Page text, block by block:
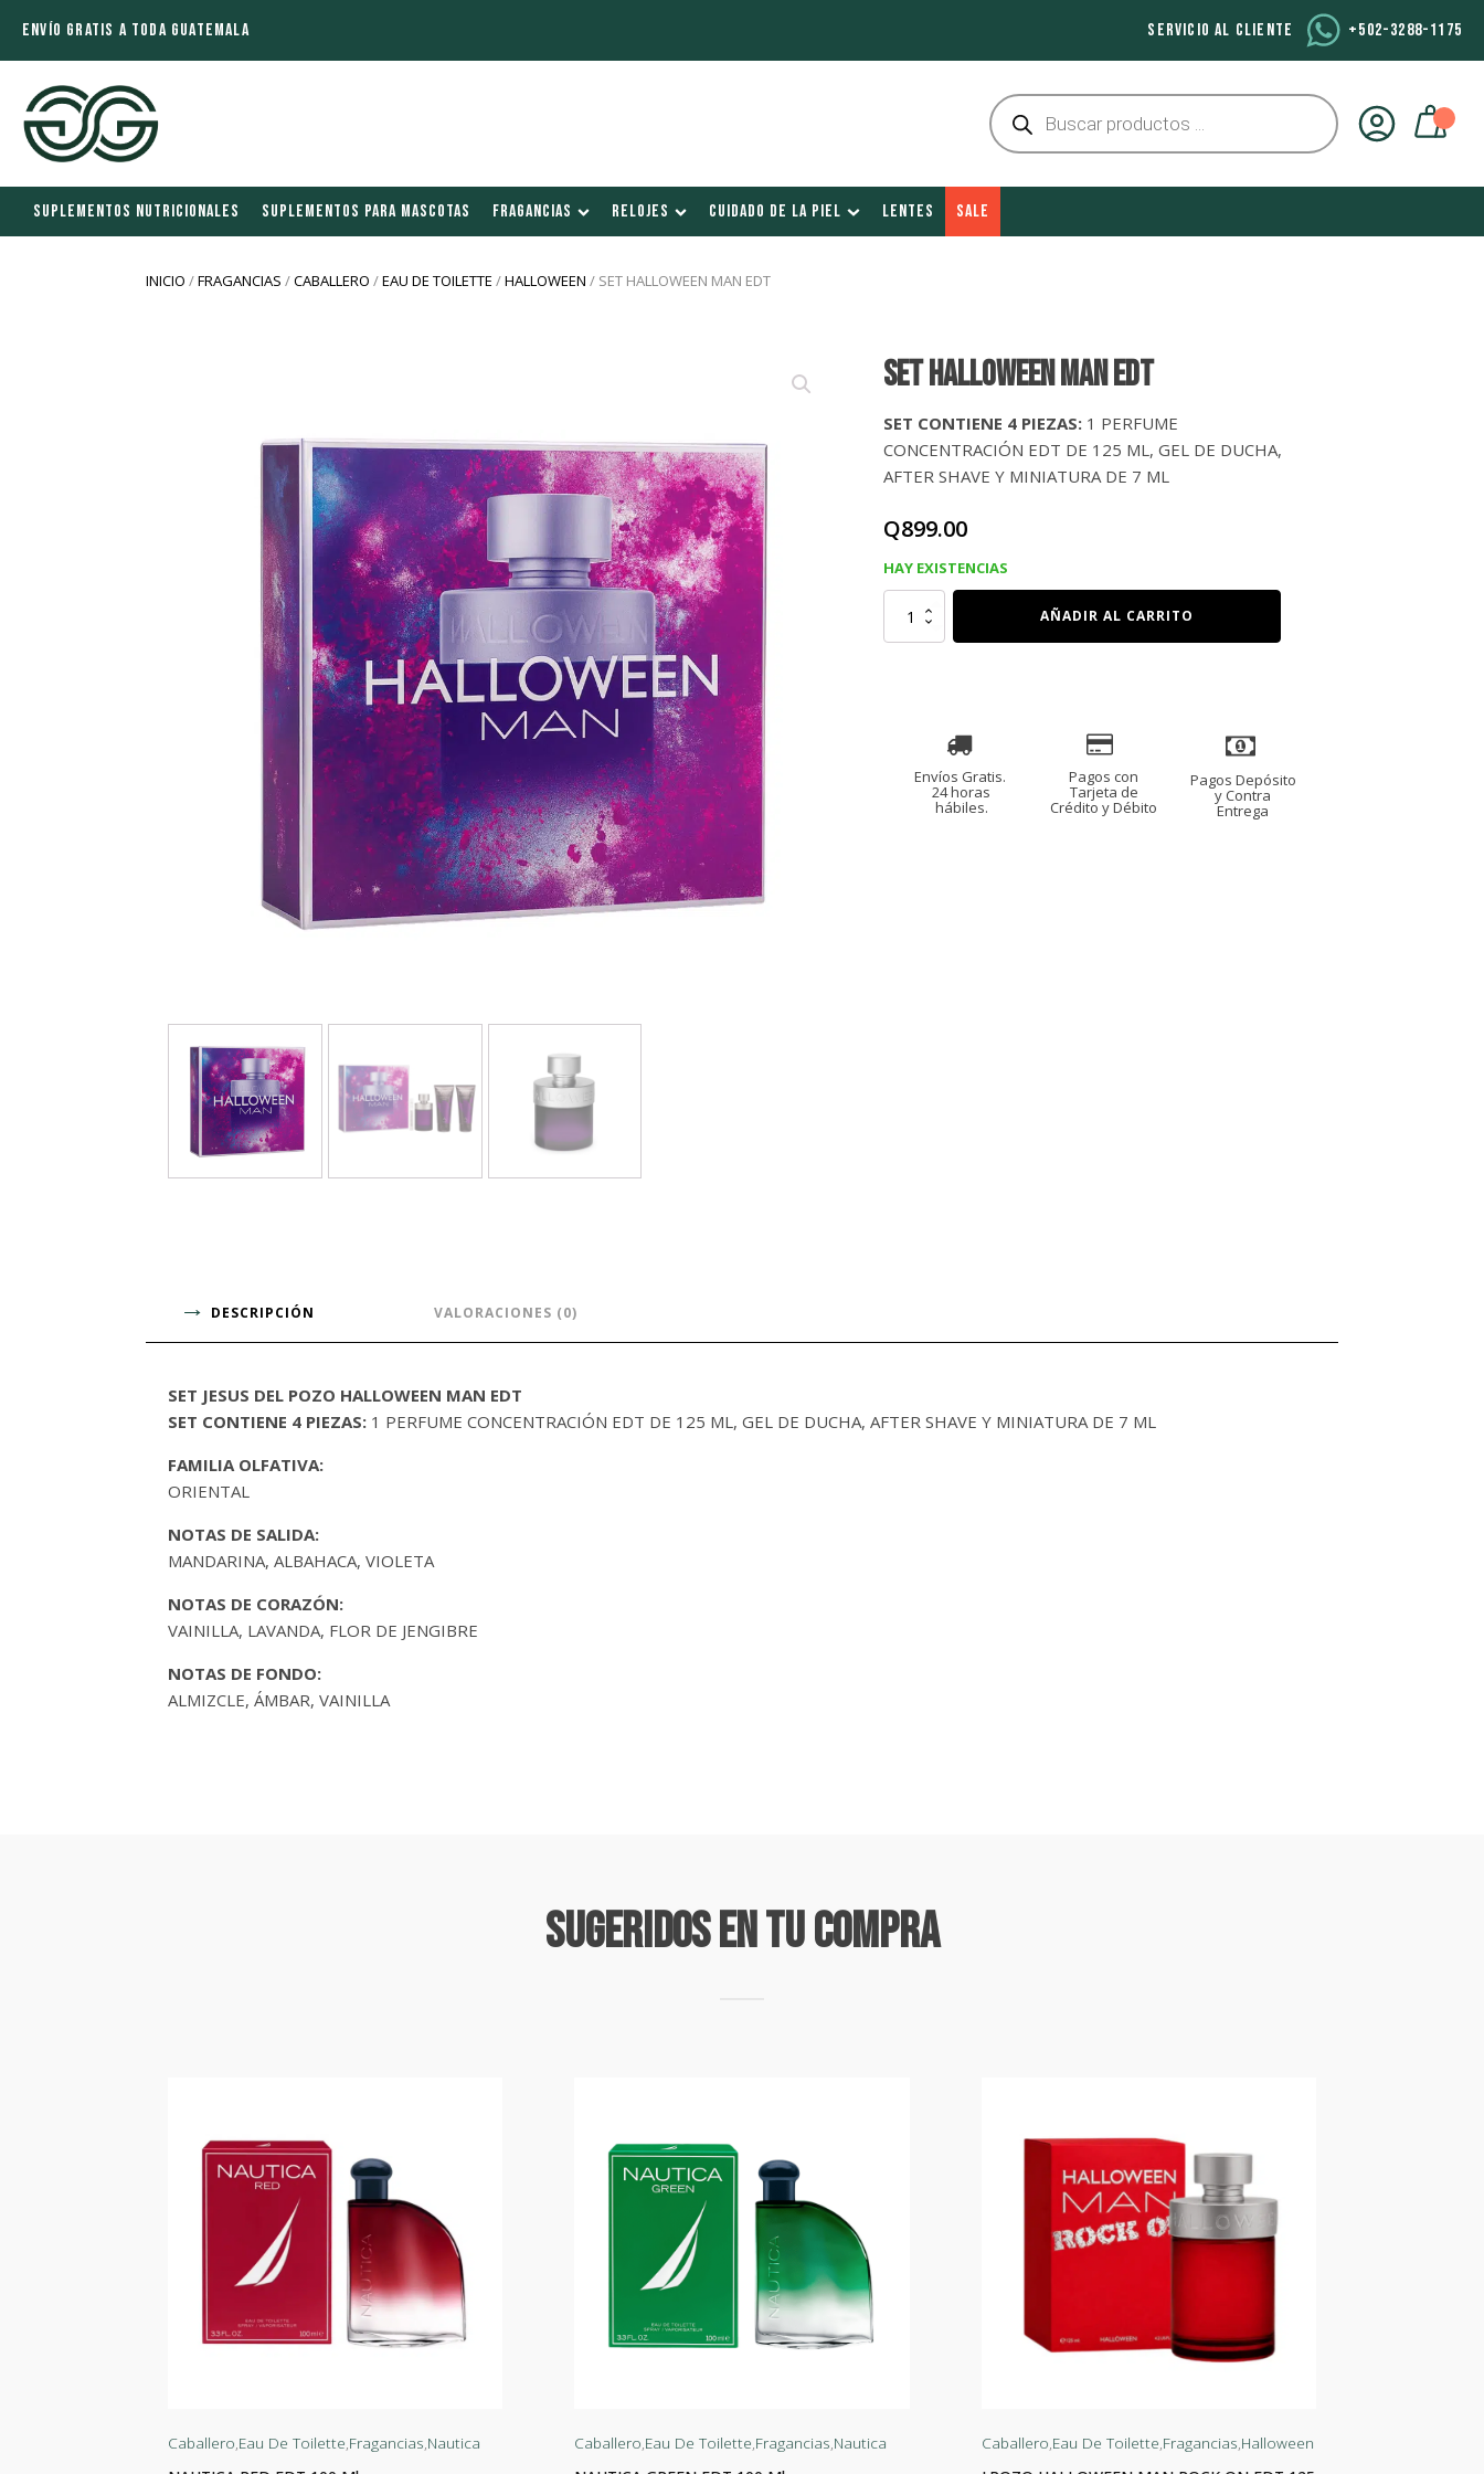
ENVÍO GRATIS A TODA GUATEMALA SERVICIO AL CLIENTE +502-3288-1175
Búsqueda
de
productos
SUPLEMENTOS NUTRICIONALES SUPLEMENTOS PARA MASCOTAS FRAGANCIAS RELOJES CUIDADO DE LA PIEL LENTES SALE
INICIO /FRAGANCIAS /CABALLERO /EAU DE TOILETTE /HALLOWEEN / SET HALLOWEEN MAN EDT
Set HALLOWEEN MAN EDT
SET CONTIENE 4 PIEZAS: 1 PERFUME
CONCENTRACIÓN EDT DE 125 ML, GEL DE DUCHA,
AFTER SHAVE Y MINIATURA DE 7 ML
Q899.00
HAY EXISTENCIAS
HALLOWEEN
EDT
AÑADIR AL CARRITO
Envíos Gratis.
24 horas
hábiles.
Pagos con
Tarjeta de
Crédito y Débito
Pagos Depósito
y Contra
Entrega
DESCRIPCIÓN VALORACIONES (0)
SET JESUS DEL POZO HALLOWEEN MAN EDT
SET CONTIENE 4 PIEZAS: 1 PERFUME CONCENTRACIÓN EDT DE 125 ML, GEL DE DUCHA, AFTER SHAVE Y MINIATURA DE 7 ML
FAMILIA OLFATIVA:
ORIENTAL
NOTAS DE SALIDA:
MANDARINA, ALBAHACA, VIOLETA
NOTAS DE CORAZÓN:
VAINILLA, LAVANDA, FLOR DE JENGIBRE
NOTAS DE FONDO:
ALMIZCLE, ÁMBAR, VAINILLA
Sugeridos En Tu Compra
Caballero,Eau De Toilette,Fragancias,Nautica
Caballero,Eau De Toilette,Fragancias,Nautica
Caballero,Eau De Toilette,Fragancias,Halloween